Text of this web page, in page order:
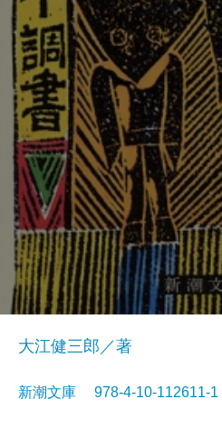
大江健三郎／著
新潮文庫 978-4-10-